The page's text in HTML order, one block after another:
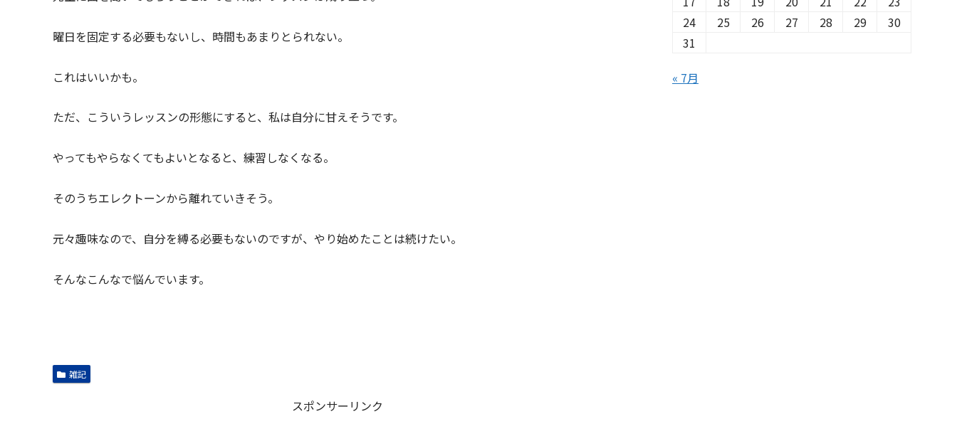
曜日を固定する必要もないし、時間もあまりとられない。
これはいいかも。
ただ、こういうレッスンの形態にすると、私は自分に甘えそうです。
やってもやらなくてもよいとなると、練習しなくなる。
そのうちエレクトーンから離れていきそう。
元々趣味なので、自分を縛る必要もないのですが、やり始めたことは続けたい。
そんなこんなで悩んでいます。
雑記
スポンサーリンク
24
25 26 27 28 29
30
31
« 7月